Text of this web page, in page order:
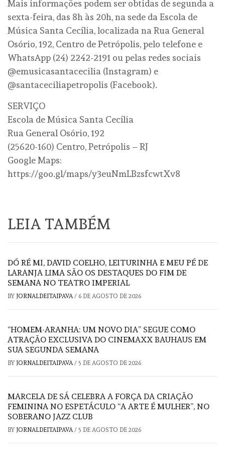
Mais informações podem ser obtidas de segunda a
sexta-feira, das 8h às 20h, na sede da Escola de
Música Santa Cecília, localizada na Rua General
Osório, 192, Centro de Petrópolis, pelo telefone e
WhatsApp (24) 2242-2191 ou pelas redes sociais
@emusicasantacecilia (Instagram) e
@santaceciliapetropolis (Facebook).
SERVIÇO
Escola de Música Santa Cecília
Rua General Osório, 192
(25620-160) Centro, Petrópolis – RJ
Google Maps:
https://goo.gl/maps/y3euNmLBzsfcwtXv8
LEIA TAMBÉM
DÓ RÉ MI, DAVID COELHO, LEITURINHA E MEU PÉ DE
LARANJA LIMA SÃO OS DESTAQUES DO FIM DE
SEMANA NO TEATRO IMPERIAL
BY JORNALDEITAIPAVA/ 6 DE AGOSTO DE 2026
“HOMEM-ARANHA: UM NOVO DIA” SEGUE COMO
ATRAÇÃO EXCLUSIVA DO CINEMAXX BAUHAUS EM
SUA SEGUNDA SEMANA
BY JORNALDEITAIPAVA/ 5 DE AGOSTO DE 2026
MARCELA DE SÁ CELEBRA A FORÇA DA CRIAÇÃO
FEMININA NO ESPETÁCULO “A ARTE É MULHER”, NO
SOBERANO JAZZ CLUB
BY JORNALDEITAIPAVA/ 5 DE AGOSTO DE 2026